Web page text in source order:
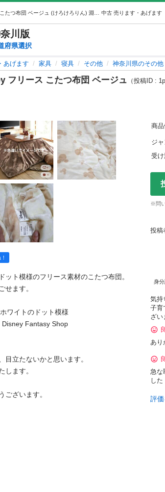
中古 売ります・あげます
川 版
府県選択
あげます 家具 寝具 その他 神奈川県のその他
フリース こたつ布団 ベージュ （投稿ID :
ット模様のフリース素材のこたつ布団。
せます。
ワイトのドット模様
Fantasy Shop
目立たないかと思います。
します。
ございます。
商
ジ
受
※問
投稿
身
気持
子育
ざい
あり
急な
した
評